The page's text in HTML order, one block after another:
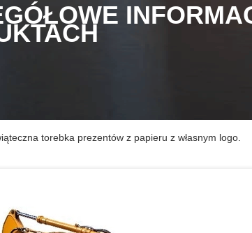
torebka prezentów z papieru z własnym logo.